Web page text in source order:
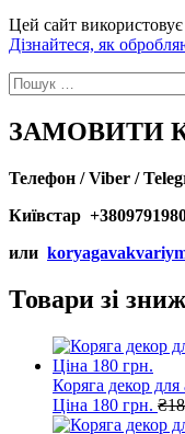
Цей сайт
Дізнайтеся, як
Пошук:
ЗАМОВИТИ
Телефон / Viber /
Київстар
или
Товари зі
Коряга декор
Ціна 180 грн. ₴